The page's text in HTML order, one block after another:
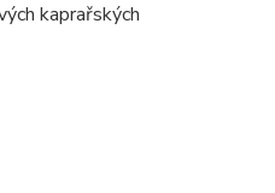
kaprařských